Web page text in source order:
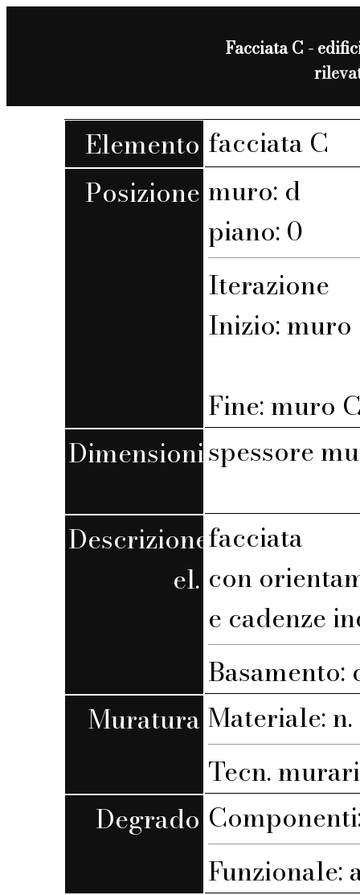
Facciata C -
Elemento facciata C
Posizione muro: d
piano: 0
Iterazione
Inizio: muro
Fine: muro
Dimensionispessore
Descrizione
el.
facciata
con
e cadenze
Muratura Materiale: n.
Tecn.
Degrado
Funzionale: